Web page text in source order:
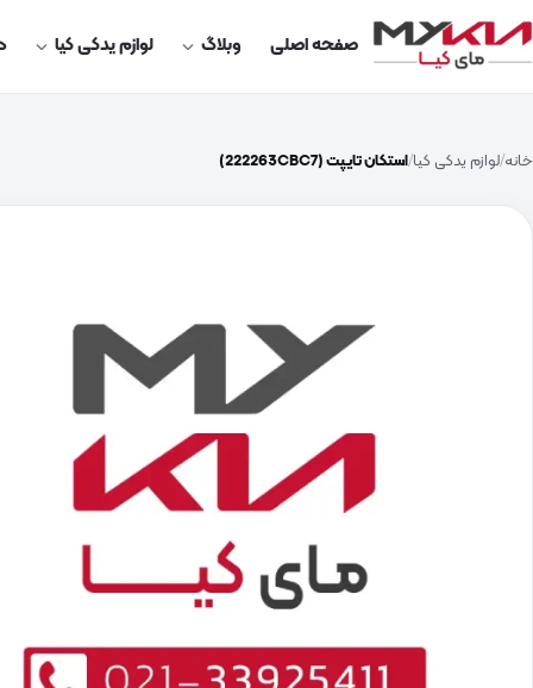
صفحه اصلی وبلاگ لوازم یدکی کیا
خانه لوازم یدکی کیا استکان تایپت (222263CBC7)